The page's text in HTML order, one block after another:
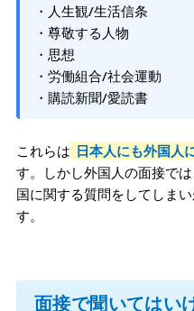
・人生観/生活信条
・尊敬する人物
・思想
・労働組合/社会運動
・購読新聞/愛読書
これらは 日本人にも外国人
す。しかし外国人の面接で
国に関する質問をしてしま
す。
面接で聞いてはい